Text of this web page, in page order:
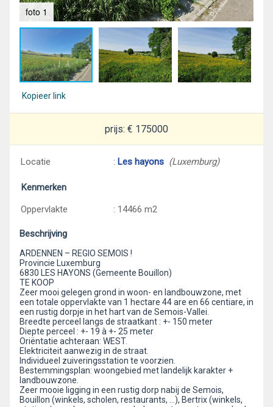
foto 1
Kopieer link
prijs: € 175000
Locatie : Les hayons (Luxemburg)
Kenmerken
Oppervlakte
: 14466 m2
Beschrijving
ARDENNEN – REGIO SEMOIS !
Provincie Luxemburg
6830 LES HAYONS (Gemeente Bouillon)
TE KOOP
Zeer mooi gelegen grond in woon- en landbouwzone, met
een totale oppervlakte van 1 hectare 44 are en 66 centiare, in
een rustig dorpje in het hart van de Semois-Vallei.
Breedte perceel langs de straatkant : +- 150 meter
Diepte perceel : +- 19 à +- 25 meter
Oriëntatie achteraan: WEST.
Elektriciteit aanwezig in de straat.
Individueel zuiveringsstation te voorzien.
Bestemmingsplan: woongebied met landelijk karakter +
landbouwzone.
Zeer mooie ligging in een rustig dorp nabij de Semois,
Bouillon (winkels, scholen, restaurants, …), Bertrix (winkels,